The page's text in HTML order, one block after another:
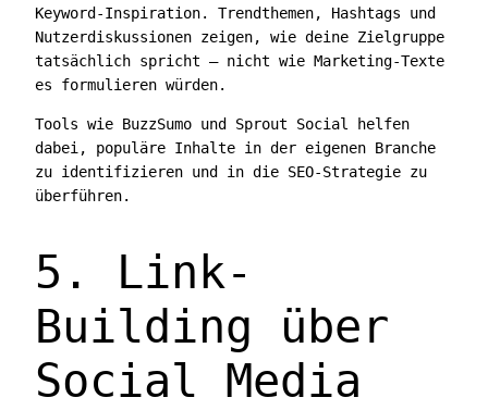
Keyword-Inspiration. Trendthemen, Hashtags und
Nutzerdiskussionen zeigen, wie deine Zielgruppe
tatsächlich spricht — nicht wie Marketing-Texte
es formulieren würden.
Tools wie BuzzSumo und Sprout Social helfen
dabei, populäre Inhalte in der eigenen Branche
zu identifizieren und in die SEO-Strategie zu
überführen.
5. Link-
Building über
Social Media